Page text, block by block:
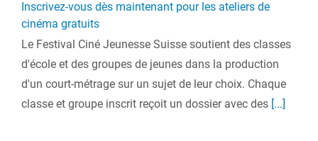
Inscrivez-vous dès maintenant pour les ateliers de
cinéma gratuits
Le Festival Ciné Jeunesse Suisse soutient des classes
d'école et des groupes de jeunes dans la production
d'un court-métrage sur un sujet de leur choix. Chaque
classe et groupe inscrit reçoit un dossier avec des [...]